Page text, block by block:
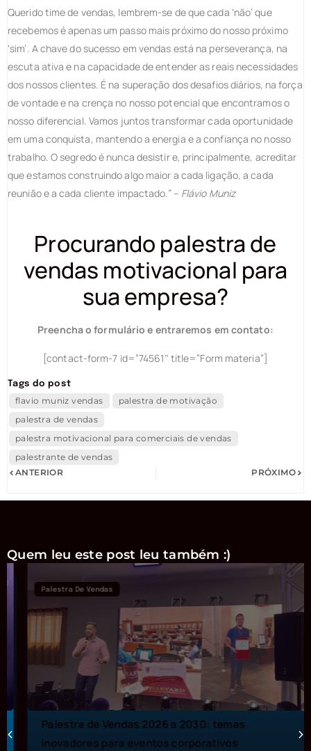
Querido time de vendas, lembrem-se de que cada ‘não’ que
recebemos é apenas um passo mais próximo do nosso próximo
‘sim’. A chave do sucesso em vendas está na perseverança, na
escuta ativa e na capacidade de entender as reais necessidades
dos nossos clientes. É na superação dos desafios diários, na força
de vontade e na crença no nosso potencial que encontramos o
nosso diferencial. Vamos juntos transformar cada oportunidade
em uma conquista, mantendo a energia e a confiança no nosso
trabalho. O segredo é nunca desistir e, principalmente, acreditar
que estamos construindo algo maior a cada ligação, a cada
reunião e a cada cliente impactado.” – Flávio Muniz
Procurando palestra de
vendas motivacional para
sua empresa?
Preencha o formulário e entraremos em contato:
[contact-form-7 id=”74561″ title=”Form materia”]
Tags do post
flavio muniz vendas
palestra de motivação
palestra de vendas
palestra motivacional para comerciais de vendas
palestrante de vendas
ANTERIOR
PRÓXIMO
Quem leu este post leu também :)
Palestra De Vendas
Palestra de Vendas 2026 a 2030: temas
inovadores para eventos corporativos